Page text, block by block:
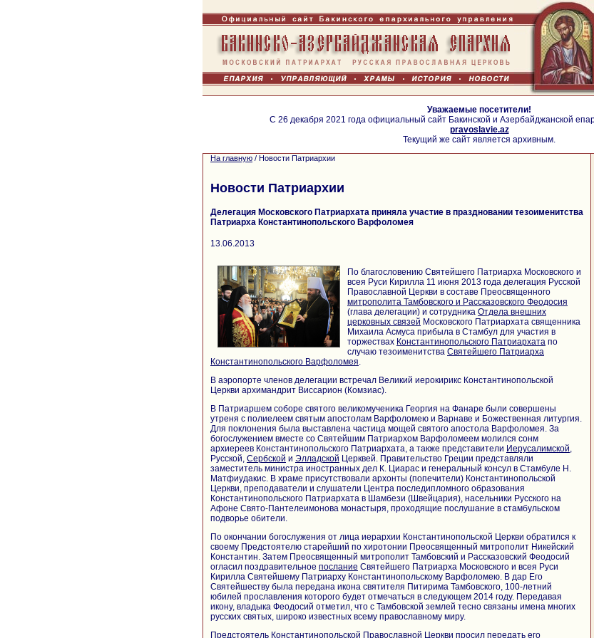
Уважаемые посетители!
С 26 декабря 2021 года официальный сайт Бакинской и Азербайджанской
pravoslavie.az
Текущий же сайт является архивным.
На главную / Новости Патриархии
Новости Патриархии
Делегация Московского Патриархата приняла участие в праздновании тезоименитства
Патриарха Константинопольского Варфоломея
13.06.2013
По благословению Святейшего Патриарха Московского и
всея Руси Кирилла 11 июня 2013 года делегация Русской
Православной Церкви в составе Преосвященного
митрополита Тамбовского и Рассказовского Феодосия
(глава делегации) и сотрудника Отдела внешних
церковных связей Московского Патриархата священника
Михаила Асмуса прибыла в Стамбул для участия в
торжествах Константинопольского Патриархата по
случаю тезоименитства Святейшего Патриарха
Константинопольского Варфоломея.
В аэропорте членов делегации встречал Великий иерокирикс Константинопольской
Церкви архимандрит Виссарион (Комзиас).
В Патриаршем соборе святого великомученика Георгия на Фанаре были совершены
утреня с полиелеем святым апостолам Варфоломею и Варнаве и Божественная литургия.
Для поклонения была выставлена частица мощей святого апостола Варфоломея. За
богослужением вместе со Святейшим Патриархом Варфоломеем молился сонм
архиереев Константинопольского Патриархата, а также представители Иерусалимской,
Русской, Сербской и Элладской Церквей. Правительство Греции представляли
заместитель министра иностранных дел К. Циарас и генеральный консул в Стамбуле Н.
Матфиудакис. В храме присутствовали архонты (попечители) Константинопольской
Церкви, преподаватели и слушатели Центра последипломного образования
Константинопольского Патриархата в Шамбези (Швейцария), насельники Русского на
Афоне Свято-Пантелеимонова монастыря, проходящие послушание в стамбульском
подворье обители.
По окончании богослужения от лица иерархии Константинопольской Церкви обратился к
своему Предстоятелю старейший по хиротонии Преосвященный митрополит Никейский
Константин. Затем Преосвященный митрополит Тамбовский и Рассказовский Феодосий
огласил поздравительное послание Святейшего Патриарха Московского и всея Руси
Кирилла Святейшему Патриарху Константинопольскому Варфоломею. В дар Его
Святейшеству была передана икона святителя Питирима Тамбовского, 100-летний
юбилей прославления которого будет отмечаться в следующем 2014 году. Передавая
икону, владыка Феодосий отметил, что с Тамбовской землей тесно связаны имена многих
русских святых, широко известных всему православному миру.
Предстоятель Константинопольской Православной Церкви просил передать его